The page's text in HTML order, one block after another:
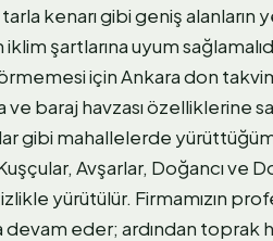
kenarı gibi geniş
şartlarına uyum
için Ankara don
ve baraj havzası
gibi mahallelerde
Kuşçular, Avşarlar, Doğancı
yürütülür. Firmamızın
devam eder; ardından toprak